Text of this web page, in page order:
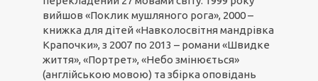
вийшов «Поклик мушляного рога», 2000 –
книжка для дітей «Навколосвітня мандрівка
Крапочки», з 2007 по 2013 – романи «Швидке
життя», «Портрет», «Небо змінюється»
(англійською мовою) та збірка оповідань